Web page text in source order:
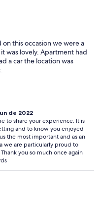
this occasion we were a
was lovely. Apartment had
a car the location was
de 2022
to share your experience. It is
and to know you enjoyed
the most important and as an
we are particularly proud to
you so much once again